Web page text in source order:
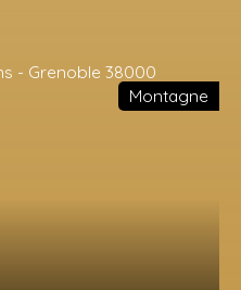
Montagne